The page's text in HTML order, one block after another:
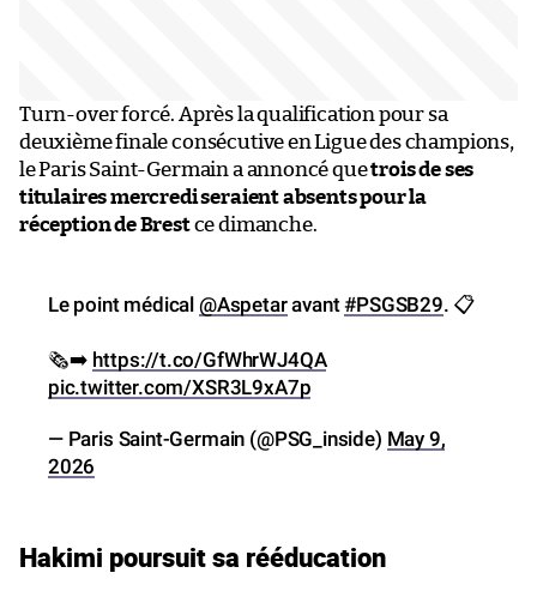
Turn-over forcé. Après la qualification pour sa
deuxième finale consécutive en Ligue des champions,
le Paris Saint-Germain a annoncé quetrois de ses
titulaires mercredi seraient absents pour la
réception de Brestce dimanche.
Le point médical @Aspetaravant#PSGSB29. 📋
🗞️➡️ https://t.co/GfWhrWJ4QA
pic.twitter.com/XSR3L9xA7p
— Paris Saint-Germain (@PSG_inside) May 9,
2026
Hakimi poursuit sa rééducation